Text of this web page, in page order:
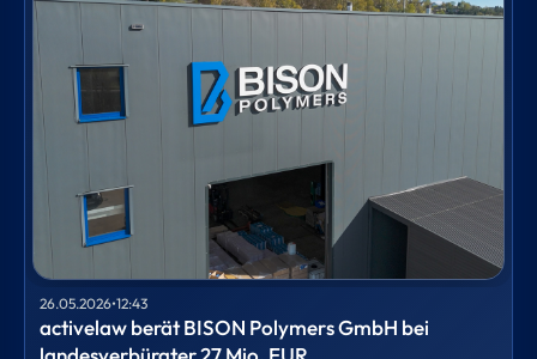
26.05.2026•12:43
activelaw berät BISON Polymers GmbH bei